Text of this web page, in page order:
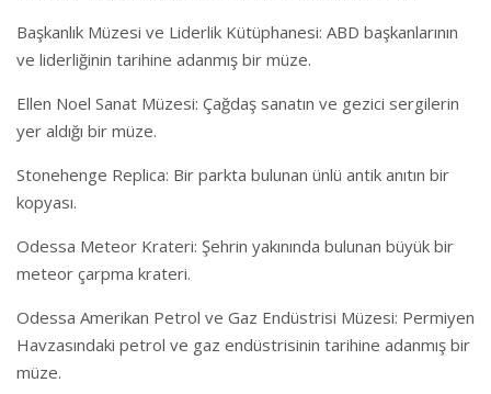
Başkanlık Müzesi ve Liderlik Kütüphanesi: ABD başkanlarının
ve liderliğinin tarihine adanmış bir müze.
Ellen Noel Sanat Müzesi: Çağdaş sanatın ve gezici sergilerin
yer aldığı bir müze.
Stonehenge Replica: Bir parkta bulunan ünlü antik anıtın bir
kopyası.
Odessa Meteor Krateri: Şehrin yakınında bulunan büyük bir
meteor çarpma krateri.
Odessa Amerikan Petrol ve Gaz Endüstrisi Müzesi: Permiyen
Havzasındaki petrol ve gaz endüstrisinin tarihine adanmış bir
müze.